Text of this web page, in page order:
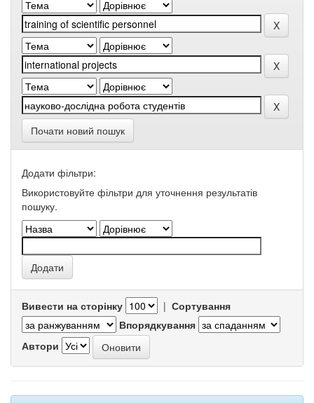
Почати новий пошук
Додати фільтри:
Використовуйте фільтри для уточнення результатів
пошуку.
Вивести на сторінку | Сортування
Впорядкування
Автори